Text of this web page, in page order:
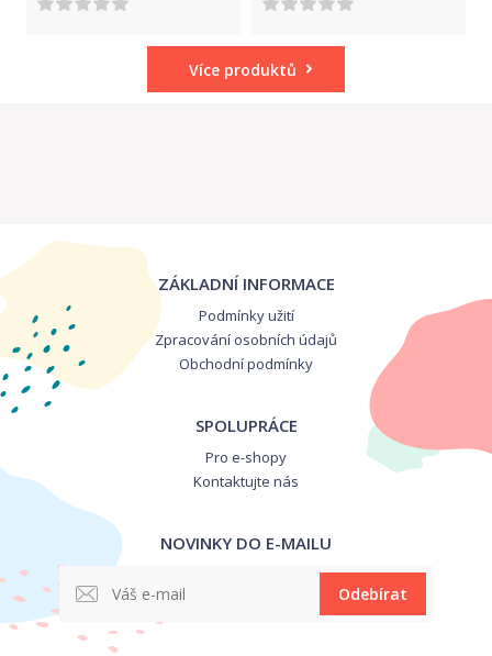
Více produktů
ZÁKLADNÍ INFORMACE
Podmínky užití
Zpracování osobních údajů
Obchodní podmínky
SPOLUPRÁCE
Pro e-shopy
Kontaktujte nás
NOVINKY DO E-MAILU
Odebírat